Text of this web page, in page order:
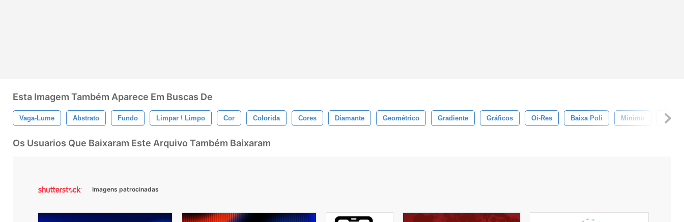
Esta Imagem Também Aparece Em Buscas De
Vaga-Lume Abstrato Fundo Limpar \ Limpo Cor Colorida Cores Diamante Geométrico Gradiente Gráficos Oi-Res Baixa Poli Mínimo
Os Usuarios Que Baixaram Este Arquivo Também Baixaram
Imagens patrocinadas